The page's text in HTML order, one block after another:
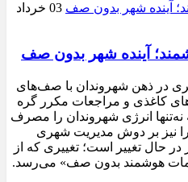
03 خرداد
آینده شهر بدون صف
در ذهن شهروندان با صف‌های
کاغذی و مراجعات مکرر گره
انرژی شهروندان را مصرف
نیز بر دوش مدیریت شهری
حال تغییر است؛ تغییری که از
هوشمند بدون صف» می‌رسد.